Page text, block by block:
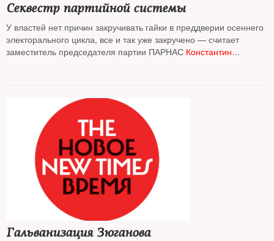
Секвестр партийной системы
У властей нет причин закручивать гайки в преддверии осеннего
электорального цикла, все и так уже закручено — считает
заместитель председателя партии ПАРНАС Константин
Гальванизация Зюганова